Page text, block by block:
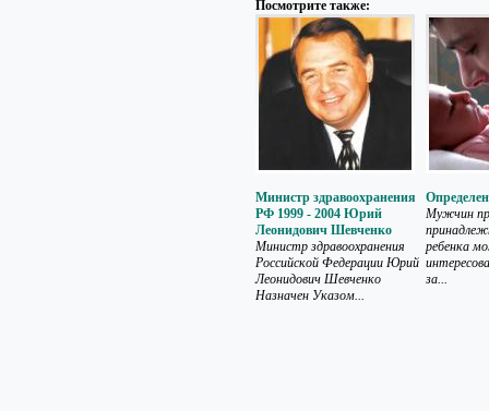
Посмотрите также:
Министр здравоохранения
РФ 1999 - 2004 Юрий
Леонидович Шевченко
Министр здравоохранения
Российской Федерации Юрий
Леонидович Шевченко
Назначен Указом...
Мужчин
ребенка
за...